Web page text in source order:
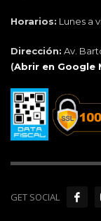
Horarios: Lunes a
Dirección: Av.
(Abrir en Google
GET SOCIAL